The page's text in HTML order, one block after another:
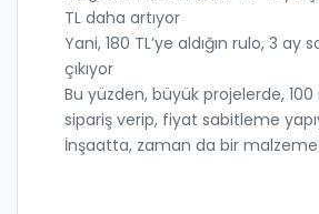
TL daha artıyor
Yani, 180 TL’ye aldığın rulo, 3 ay
çıkıyor
Bu yüzden, büyük projelerde, 100
sipariş verip, fiyat sabitleme
İnşaatta, zaman da bir